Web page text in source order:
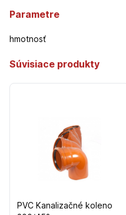
Parametre
hmotnosť
Súvisiace produkty
PVC Kanalizačné koleno